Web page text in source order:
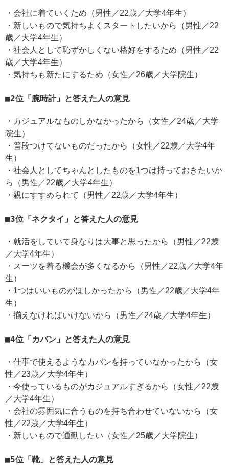
・会社に着ていくため（男性／22歳／大学4年生）
・新しいもので気持ちよくスタートしたいから（男性／22
歳／大学4年生）
・社会人として恥ずかしくない格好をするため（男性／22
歳／大学4年生）
・気持ちも新たにするため（女性／26歳／大学院生）
2位「腕時計」と答えた人の意見
・カジュアルなものしかなかったから（女性／24歳／大学
院生）
・普段つけてないものだったから（女性／22歳／大学4年
生）
・社会人としてちゃんとしたものを1つは持っておきたいか
ら（男性／22歳／大学4年生）
・親にすすめられて（男性／22歳／大学4年生）
3位「ネクタイ」と答えた人の意見
・就活をしていて身なりは大事と思ったから（男性／22歳
／大学4年生）
・スーツを着る機会が多くなるから（男性／22歳／大学4年
生）
・1つはいいものがほしかったから（男性／22歳／大学4年
生）
・揃えなければいけないから（男性／24歳／大学4年生）
4位「カバン」と答えた人の意見
・仕事で使えるようなカバンを持っていなかったから（女
性／23歳／大学4年生）
・今使っているものがカジュアルすぎるから（女性／22歳
／大学4年生）
・会社の雰囲気に合うものを持ち合わせていないから（女
性／22歳／大学4年生）
・新しいもので通勤したい（女性／25歳／大学院生）
5位「靴」と答えた人の意見